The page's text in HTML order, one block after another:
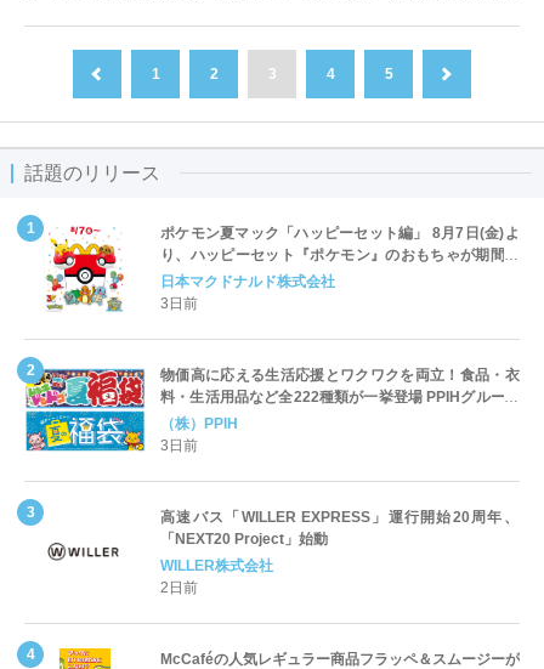
1 2 3 4 5
話題のリリース
ポケモン夏マック「ハッピーセット編」 8月7日(金)よ
り、ハッピーセット『ポケモン』のおもちゃが期間限
定登場
日本マクドナルド株式会社
3日前
物価高に応える生活応援とワクワクを両立！食品・衣
料・生活用品など全222種類が一挙登場 PPIHグループ
「夏福袋」＆セール 8月6日(木)より順次スタート
（株）PPIH
3日前
高速バス「WILLER EXPRESS」運行開始20周年、
「NEXT20 Project」始動
WILLER株式会社
2日前
McCaféの人気レギュラー商品フラッペ＆スムージーが